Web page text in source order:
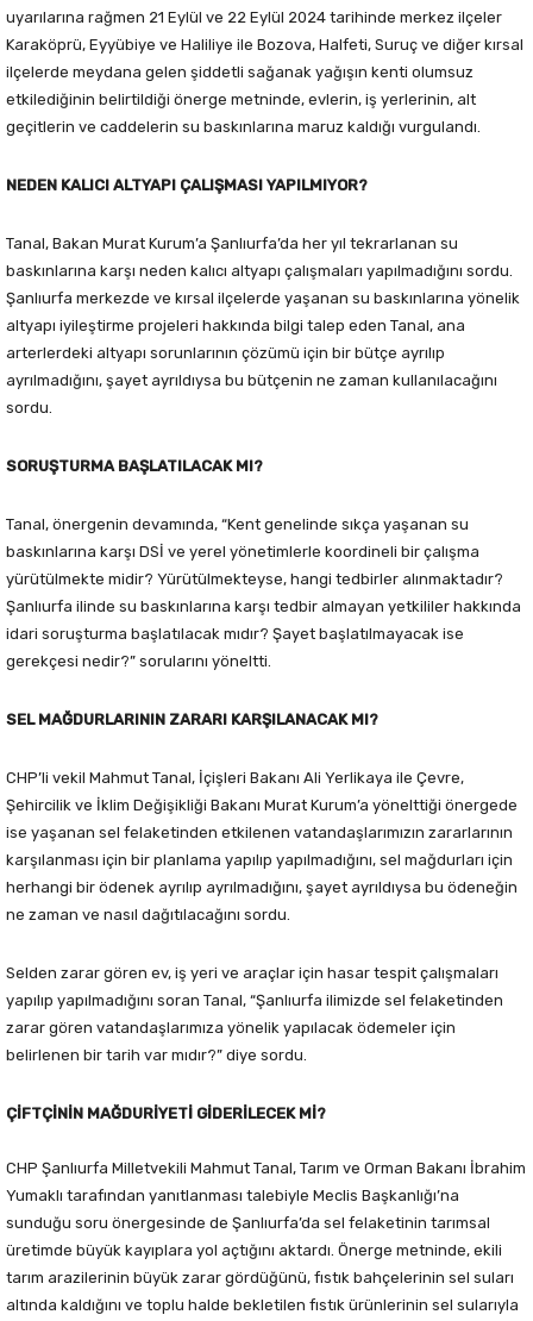
uyarılarına rağmen 21 Eylül ve 22 Eylül 2024 tarihinde merkez ilçeler
Karaköprü, Eyyübiye ve Haliliye ile Bozova, Halfeti, Suruç ve diğer kırsal
ilçelerde meydana gelen şiddetli sağanak yağışın kenti olumsuz
etkilediğinin belirtildiği önerge metninde, evlerin, iş yerlerinin, alt
geçitlerin ve caddelerin su baskınlarına maruz kaldığı vurgulandı.
NEDEN KALICI ALTYAPI ÇALIŞMASI YAPILMIYOR?
Tanal, Bakan Murat Kurum’a Şanlıurfa’da her yıl tekrarlanan su
baskınlarına karşı neden kalıcı altyapı çalışmaları yapılmadığını sordu.
Şanlıurfa merkezde ve kırsal ilçelerde yaşanan su baskınlarına yönelik
altyapı iyileştirme projeleri hakkında bilgi talep eden Tanal, ana
arterlerdeki altyapı sorunlarının çözümü için bir bütçe ayrılıp
ayrılmadığını, şayet ayrıldıysa bu bütçenin ne zaman kullanılacağını
sordu.
SORUŞTURMA BAŞLATILACAK MI?
Tanal, önergenin devamında, “Kent genelinde sıkça yaşanan su
baskınlarına karşı DSİ ve yerel yönetimlerle koordineli bir çalışma
yürütülmekte midir? Yürütülmekteyse, hangi tedbirler alınmaktadır?
Şanlıurfa ilinde su baskınlarına karşı tedbir almayan yetkililer hakkında
idari soruşturma başlatılacak mıdır? Şayet başlatılmayacak ise
gerekçesi nedir?” sorularını yöneltti.
SEL MAĞDURLARININ ZARARI KARŞILANACAK MI?
CHP’li vekil Mahmut Tanal, İçişleri Bakanı Ali Yerlikaya ile Çevre,
Şehircilik ve İklim Değişikliği Bakanı Murat Kurum’a yönelttiği önergede
ise yaşanan sel felaketinden etkilenen vatandaşlarımızın zararlarının
karşılanması için bir planlama yapılıp yapılmadığını, sel mağdurları için
herhangi bir ödenek ayrılıp ayrılmadığını, şayet ayrıldıysa bu ödeneğin
ne zaman ve nasıl dağıtılacağını sordu.
Selden zarar gören ev, iş yeri ve araçlar için hasar tespit çalışmaları
yapılıp yapılmadığını soran Tanal, “Şanlıurfa ilimizde sel felaketinden
zarar gören vatandaşlarımıza yönelik yapılacak ödemeler için
belirlenen bir tarih var mıdır?” diye sordu.
ÇİFTÇİNİN MAĞDURİYETİ GİDERİLECEK Mİ?
CHP Şanlıurfa Milletvekili Mahmut Tanal, Tarım ve Orman Bakanı İbrahim
Yumaklı tarafından yanıtlanması talebiyle Meclis Başkanlığı’na
sunduğu soru önergesinde de Şanlıurfa’da sel felaketinin tarımsal
üretimde büyük kayıplara yol açtığını aktardı. Önerge metninde, ekili
tarım arazilerinin büyük zarar gördüğünü, fıstık bahçelerinin sel suları
altında kaldığını ve toplu halde bekletilen fıstık ürünlerinin sel sularıyla